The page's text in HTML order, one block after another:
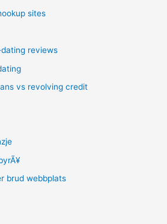
sites
reviews
vs revolving credit
brud webbplats